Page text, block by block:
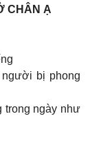
CHÂN Ạ
bị phong
trong ngày như